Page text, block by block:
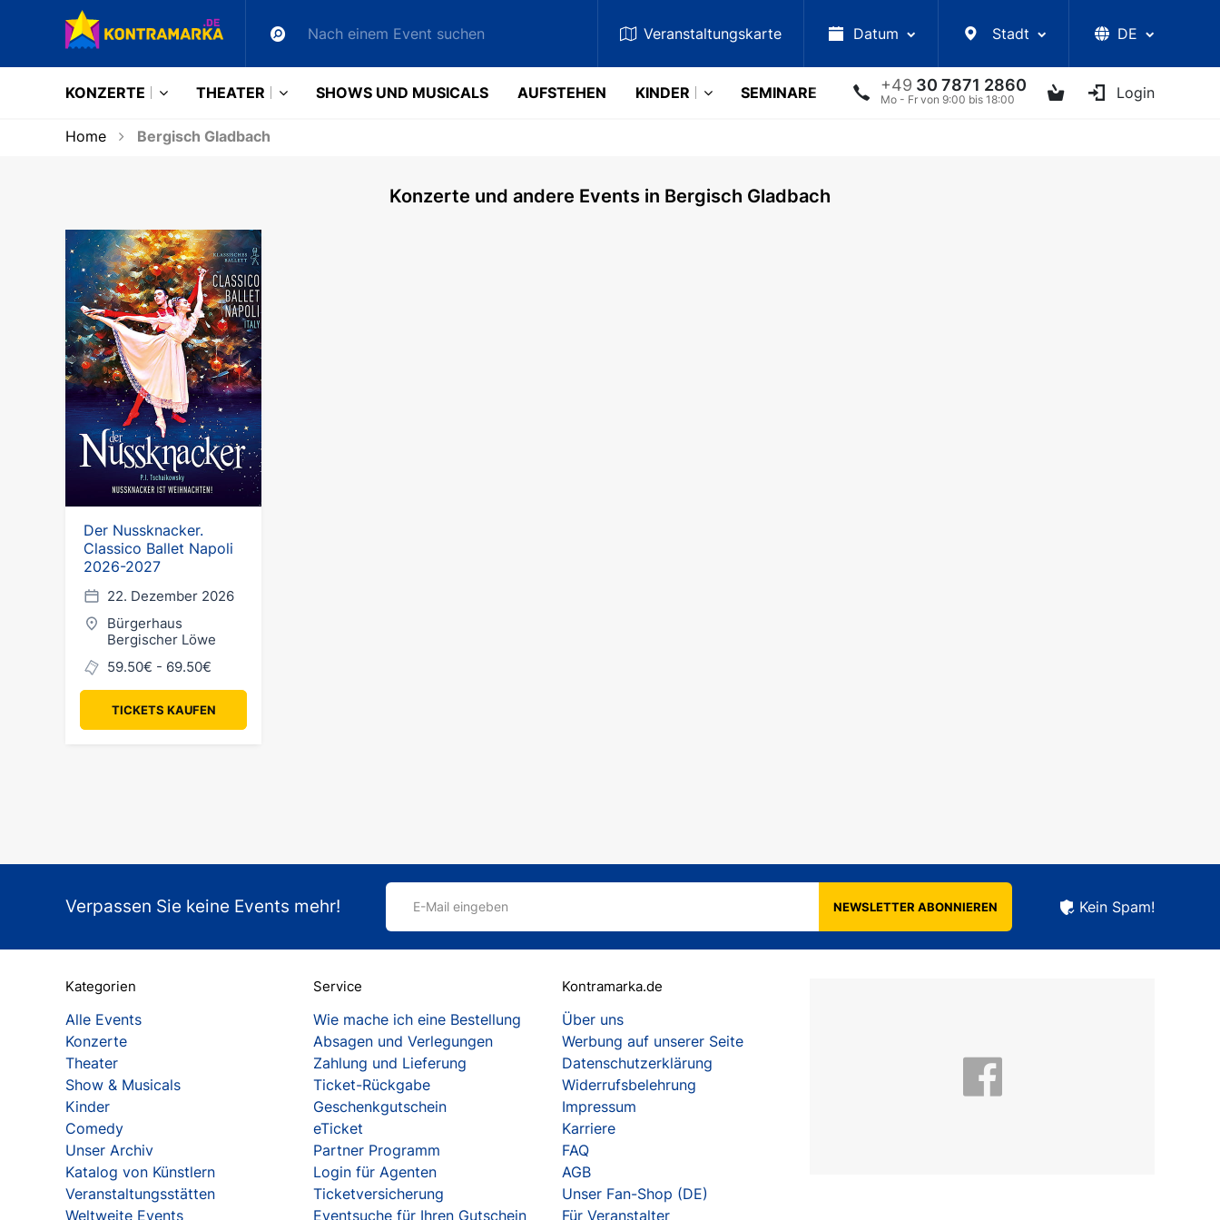
Veranstaltungskarte Datum Stadt DE
+49 30 7871 2860
Mo - Fr von 9:00 bis 18:00 Login
KONZERTE THEATER SHOWS UND MUSICALS AUFSTEHEN KINDER SEMINARE VORLESUNGEN UKRAINISCHE ARTISTEN
Home Bergisch Gladbach
Konzerte und andere Events in Bergisch Gladbach
Der Nussknacker.
Classico Ballet Napoli
2026-2027
22. Dezember 2026
Bürgerhaus
Bergischer Löwe
59.50€ - 69.50€
TICKETS KAUFEN
Verpassen Sie keine Events mehr! E-Mail eingeben NEWSLETTER ABONNIEREN Kein Spam!
Kategorien
Alle Events
Konzerte
Theater
Show & Musicals
Kinder
Comedy
Unser Archiv
Katalog von Künstlern
Veranstaltungsstätten
Weltweite Events
Service
Wie mache ich eine Bestellung
Absagen und Verlegungen
Zahlung und Lieferung
Ticket-Rückgabe
Geschenkgutschein
eTicket
Partner Programm
Login für Agenten
Ticketversicherung
Eventsuche für Ihren Gutschein
Kontramarka.de
Über uns
Werbung auf unserer Seite
Datenschutzerklärung
Widerrufsbelehrung
Impressum
Karriere
FAQ
AGB
Unser Fan-Shop (DE)
Für Veranstalter